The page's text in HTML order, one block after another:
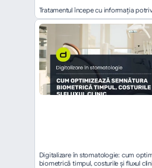
Tratamentul începe cu informația
Digitalizare în stomatologie: cum
biometrică timpul, costurile și fluxul